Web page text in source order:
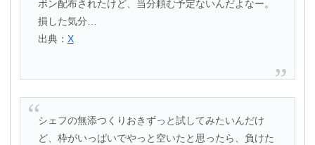
ポン配布されたけど、当分頼む予定ないんだよなー。
損した気分…
出典： X
シェフの無添つくりおきずっと試してみたいんだけ
ど、枠がいっぱいでやっと空いたと思ったら、負けた